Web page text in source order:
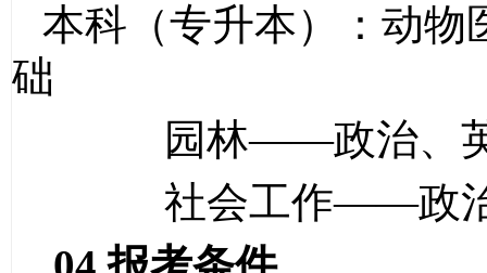
本科（专升本）：动物
础
园林——政治、
社会工作——政